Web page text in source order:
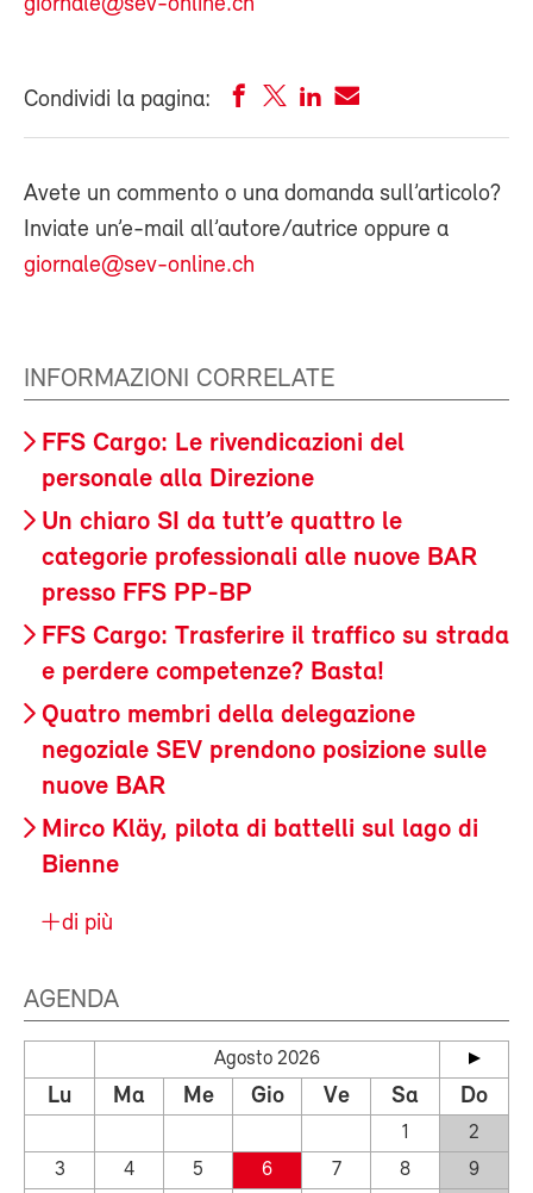
Condividi la pagina:
Avete un commento o una domanda sull’articolo?
Inviate un’e-mail all’autore/autrice oppure a
giornale@sev-online.ch
INFORMAZIONI CORRELATE
FFS Cargo: Le rivendicazioni del
personale alla Direzione
Un chiaro SI da tutt’e quattro le
categorie professionali alle nuove BAR
presso FFS PP-BP
FFS Cargo: Trasferire il traffico su strada
e perdere competenze? Basta!
Quatro membri della delegazione
negoziale SEV prendono posizione sulle
nuove BAR
Mirco Kläy, pilota di battelli sul lago di
Bienne
di più
AGENDA
Agosto 2026
Lu Ma Me Gio Ve Sa Do
1
2
3
4 5 6 7 8
9